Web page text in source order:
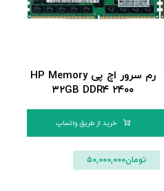
رم سرور اچ پی HP Memory
۳۲GB DDR۴ ۲۴۰۰
خرید از طریق واتساپ
تومان۵۰,۰۰۰,۰۰۰